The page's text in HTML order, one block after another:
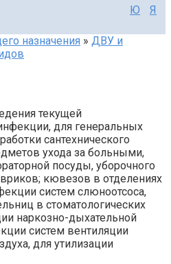
Ю Я
назначения » ДВУ и
текущей
для генеральных
сантехнического
ухода за больными,
посуды, уборочного
кювезов в отделениях
систем слюноотсоса,
в стоматологических
наркозно-дыхательной
систем вентиляции
для утилизации